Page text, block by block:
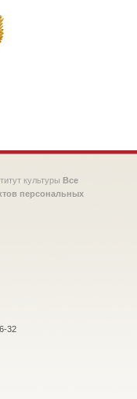
культуры Все
персональных
32